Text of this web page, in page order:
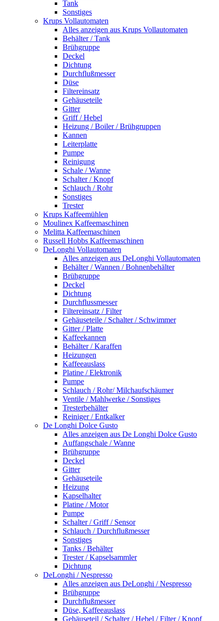
Tank
Sonstiges
Krups Vollautomaten
Alles anzeigen aus Krups Vollautomaten
Behälter / Tank
Brühgruppe
Deckel
Dichtung
Durchflußmesser
Düse
Filtereinsatz
Gehäuseteile
Gitter
Griff / Hebel
Heizung / Boiler / Brühgruppen
Kannen
Leiterplatte
Pumpe
Reinigung
Schale / Wanne
Schalter / Knopf
Schlauch / Rohr
Sonstiges
Trester
Krups Kaffeemühlen
Moulinex Kaffeemaschinen
Melitta Kaffeemaschinen
Russell Hobbs Kaffeemaschinen
DeLonghi Vollautomaten
Alles anzeigen aus DeLonghi Vollautomaten
Behälter / Wannen / Bohnenbehälter
Brühgruppe
Deckel
Dichtung
Durchflussmesser
Filtereinsatz / Filter
Gehäuseteile / Schalter / Schwimmer
Gitter / Platte
Kaffeekannen
Behälter / Karaffen
Heizungen
Kaffeeauslass
Platine / Elektronik
Pumpe
Schlauch / Rohr/ Milchaufschäumer
Ventile / Mahlwerke / Sonstiges
Tresterbehälter
Reiniger / Entkalker
De Longhi Dolce Gusto
Alles anzeigen aus De Longhi Dolce Gusto
Auffangschale / Wanne
Brühgruppe
Deckel
Gitter
Gehäuseteile
Heizung
Kapselhalter
Platine / Motor
Pumpe
Schalter / Griff / Sensor
Schlauch / Durchflußmesser
Sonstiges
Tanks / Behälter
Trester / Kapselsammler
Dichtung
DeLonghi / Nespresso
Alles anzeigen aus DeLonghi / Nespresso
Brühgruppe
Durchflußmesser
Düse, Kaffeeauslass
Gehäuseteil / Schalter / Hebel / Filter / Knopf